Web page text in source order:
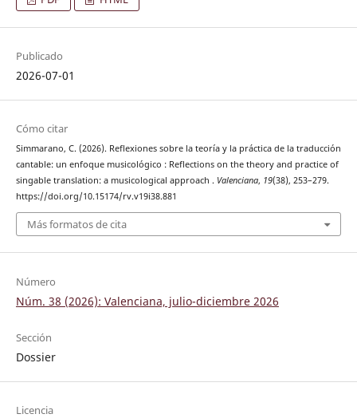
Publicado
2026-07-01
Cómo citar
Simmarano, C. (2026). Reflexiones sobre la teoría y la práctica de la traducción
cantable: un enfoque musicológico : Reflections on the theory and practice of
singable translation: a musicological approach . Valenciana, 19(38), 253–279.
https://doi.org/10.15174/rv.v19i38.881
Más formatos de cita
Número
Núm. 38 (2026): Valenciana, julio-diciembre 2026
Sección
Dossier
Licencia